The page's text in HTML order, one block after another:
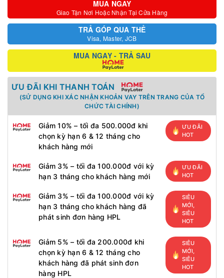
MUA NGAY
Giao Tận Nơi Hoặc Nhận Tại Cửa Hàng
TRẢ GÓP QUA THẺ
Visa, Master, JCB
MUA NGAY - TRẢ SAU
ƯU ĐÃI KHI THANH TOÁN
(SỬ DỤNG KHI XÁC NHẬN KHOẢN VAY TRÊN TRANG CỦA TỔ
CHỨC TÀI CHÍNH)
Giảm 10% – tối đa 500.000đ khi
chọn kỳ hạn 6 & 12 tháng cho
khách hàng mới
ƯU ĐÃI
HOT
Giảm 3% – tối đa 100.000đ với kỳ
hạn 3 tháng cho khách hàng mới
ƯU ĐÃI
HOT
Giảm 3% – tối đa 100.000đ với kỳ
hạn 3 tháng cho khách hàng đã
phát sinh đơn hàng HPL
SIÊU
MỚI,
SIÊU
HOT
Giảm 5% – tối đa 200.000đ khi
chọn kỳ hạn 6 & 12 tháng cho
khách hàng đã phát sinh đơn
hàng HPL
SIÊU
MỚI,
SIÊU
HOT